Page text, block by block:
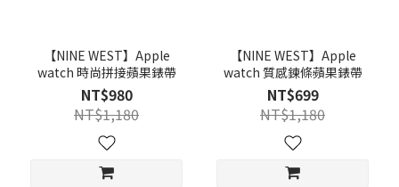
【NINE WEST】Apple
watch 時尚拼接蘋果錶帶
NT$980
NT$1,180
【NINE WEST】Apple
watch 質感鍊條蘋果錶帶
NT$699
NT$1,180